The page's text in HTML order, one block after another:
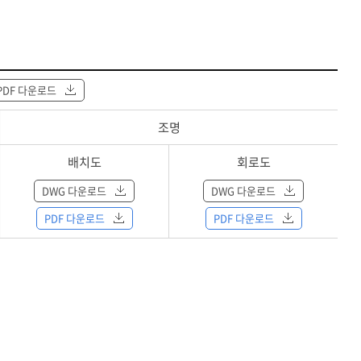
다운로드
조명
배치도
DWG 다운로드
PDF 다운로드
회로도
DWG 다운로드
PDF 다운로드